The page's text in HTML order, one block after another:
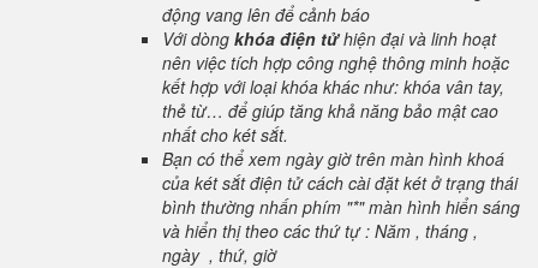
động vang lên để cảnh báo
Với dòng khóa điện tửhiện đại và linh hoạt
nên việc tích hợp công nghệ thông minh hoặc
kết hợp với loại khóa khác như: khóa vân tay,
thẻ từ… để giúp tăng khả năng bảo mật cao
nhất cho két sắt.
Bạn có thể xem ngày giờ trên màn hình khoá
của két sắt điện tử cách cài đặt két ở trạng thái
bình thường nhấn phím "*" màn hình hiển sáng
và hiển thị theo các thứ tự : Năm , tháng ,
ngày , thứ, giờ